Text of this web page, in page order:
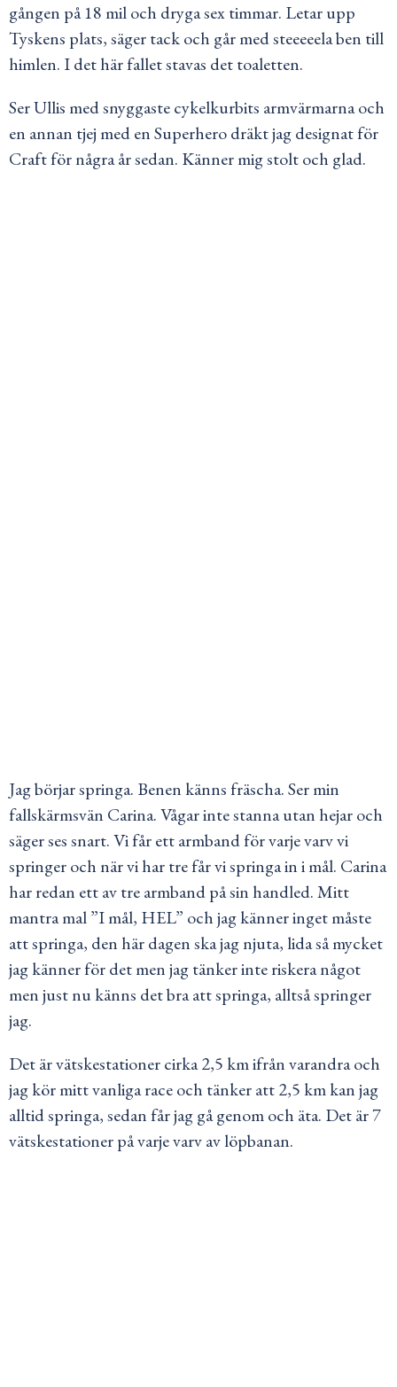
gången på 18 mil och dryga sex timmar. Letar upp
Tyskens plats, säger tack och går med steeeeela ben till
himlen. I det här fallet stavas det toaletten.
Ser Ullis med snyggaste cykelkurbits armvärmarna och
en annan tjej med en Superhero dräkt jag designat för
Craft för några år sedan. Känner mig stolt och glad.
Jag börjar springa. Benen känns fräscha. Ser min
fallskärmsvän Carina. Vågar inte stanna utan hejar och
säger ses snart. Vi får ett armband för varje varv vi
springer och när vi har tre får vi springa in i mål. Carina
har redan ett av tre armband på sin handled. Mitt
mantra mal ”I mål, HEL” och jag känner inget måste
att springa, den här dagen ska jag njuta, lida så mycket
jag känner för det men jag tänker inte riskera något
men just nu känns det bra att springa, alltså springer
jag.
Det är vätskestationer cirka 2,5 km ifrån varandra och
jag kör mitt vanliga race och tänker att 2,5 km kan jag
alltid springa, sedan får jag gå genom och äta. Det är 7
vätskestationer på varje varv av löpbanan.